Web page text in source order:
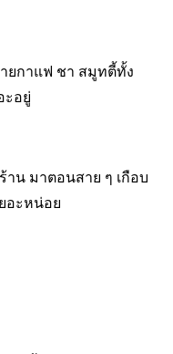
ยกาแฟ ชา สมูทตี้ทั้ง
ะอยู่
าน มาตอนสาย ๆ เกือบ
อะหน่อย